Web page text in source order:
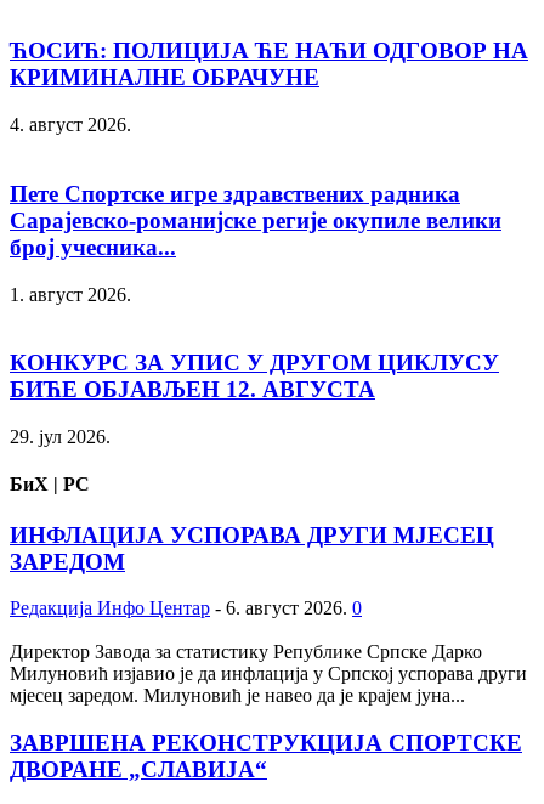
ЋОСИЋ: ПОЛИЦИЈА ЋЕ НАЋИ ОДГОВОР НА
КРИМИНАЛНЕ ОБРАЧУНЕ
4. август 2026.
Пете Спортске игре здравствених радника
Сарајевско-романијске регије окупиле велики
број учесника...
1. август 2026.
КОНКУРС ЗА УПИС У ДРУГОМ ЦИКЛУСУ
БИЋЕ ОБЈАВЉЕН 12. АВГУСТА
29. јул 2026.
БиХ | РС
ИНФЛАЦИЈА УСПОРАВА ДРУГИ МЈЕСЕЦ
ЗАРЕДОМ
Редакција Инфо Центар - 6. август 2026. 0
Директор Завода за статистику Републике Српске Дарко
Милуновић изјавио је да инфлација у Српској успорава други
мјесец заредом. Милуновић је навео да је крајем јуна...
ЗАВРШЕНА РЕКОНСТРУКЦИЈА СПОРТСКЕ
ДВОРАНЕ „СЛАВИЈА“